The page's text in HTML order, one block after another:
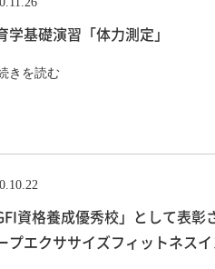
学基礎演習「体力測定」
きを読む
資格養成優秀校」として表
プエクササイズフィットネスイ